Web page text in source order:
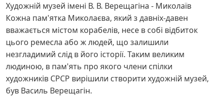
Художній музей імені В. В. Верещагіна - Миколаїв
Кожна пам'ятка Миколаєва, який з давніх-давен
вважається містом корабелів, несе в собі відбиток
цього ремесла або ж людей, що залишили
незгладимий слід в його історії. Таким великим
людиною, в пам'ять про якого члени спілки
художників СРСР вирішили створити художній музей,
був Василь Верещагін.